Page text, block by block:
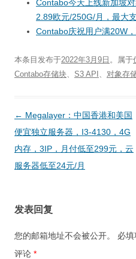
Contabo今天上线新加坡
2.89欧元/250G/月，最大
Contabo庆祝用户满20W
本条目发布于2022年3月9日 。属于
Contabo存储块
S3 API 对象存
文
章
导
航
← Megalayer：中国香港和美国
便宜独立服务器，I3-4130，4G
内存，3IP，月付低至299元，云
服务器低至24元/月
发表回复
您的邮箱地址不会被公开。 必填
评论 *